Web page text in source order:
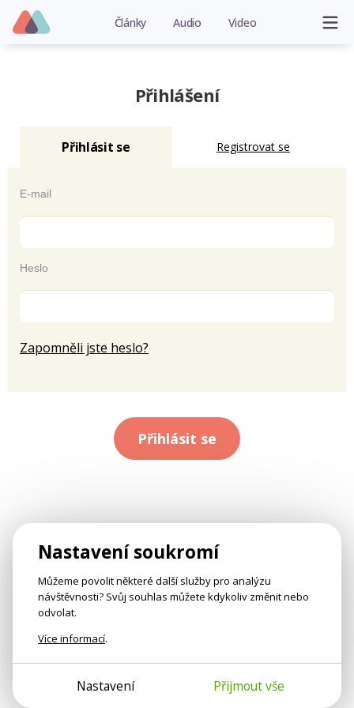
Články Audio Video
Přihlášení
Přihlásit se Registrovat se
E-mail
Heslo
Zapomněli jste heslo?
Přihlásit se
Nastavení soukromí
Můžeme povolit některé další služby pro analýzu
návštěvnosti? Svůj souhlas můžete kdykoliv změnit nebo
odvolat.
Více informací.
Nastavení Přijmout vše